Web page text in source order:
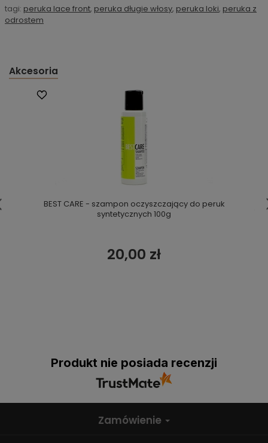
tagi: peruka lace front, peruka długie włosy, peruka loki, peruka z
odrostem
Akcesoria
BEST CARE - szampon oczyszczający do peruk
syntetycznych 100g
20,00 zł
Produkt nie posiada recenzji
Zamówienie